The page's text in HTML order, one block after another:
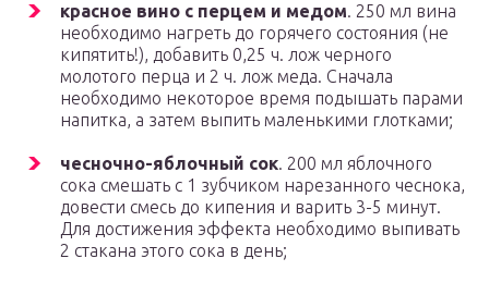
красное вино с перцем и медом. 250 мл вина
необходимо нагреть до горячего состояния (не
кипятить!), добавить 0,25 ч. лож черного
молотого перца и 2 ч. лож меда. Сначала
необходимо некоторое время подышать парами
напитка, а затем выпить маленькими глотками;
чесночно-яблочный сок. 200 мл яблочного
сока смешать с 1 зубчиком нарезанного чеснока,
довести смесь до кипения и варить 3-5 минут.
Для достижения эффекта необходимо выпивать
2 стакана этого сока в день;